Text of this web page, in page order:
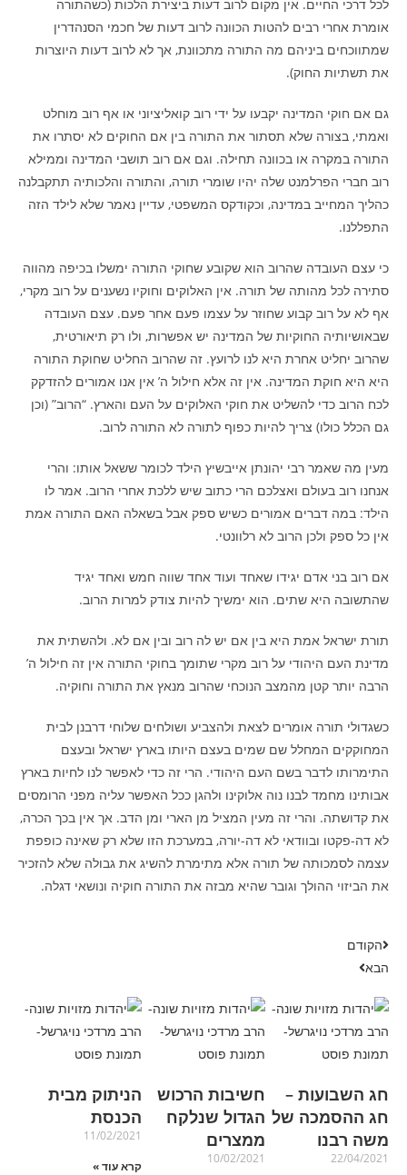
לכל דרכי החיים. אין מקום לרוב דעות ביצירת הלכות (כשהתורה
אומרת אחרי רבים להטות הכוונה לרוב דעות של חכמי הסנהדרין
שמתווכחים ביניהם מה התורה מתכוונת, אך לא לרוב דעות היוצרות
את תשתיות החוק).
גם אם חוקי המדינה יקבעו על ידי רוב קואליציוני או אף רוב מוחלט
ואמתי, בצורה שלא תסתור את התורה בין אם החוקים לא יסתרו את
התורה במקרה או בכוונה תחילה. וגם אם רוב תושבי המדינה וממילא
רוב חברי הפרלמנט שלה יהיו שומרי תורה, והתורה והלכותיה תתקבלנה
כהליך המחייב במדינה, וכקודקס המשפטי, עדיין נאמר שלא לילד הזה
התפללנו.
כי עצם העובדה שהרוב הוא שקובע שחוקי התורה ימשלו בכיפה מהווה
סתירה לכל מהותה של תורה. אין האלוקים וחוקיו נשענים על רוב מקרי,
אף לא על רוב קבוע שחוזר על עצמו פעם אחר פעם. עצם העובדה
שבאושיותיה החוקיות של המדינה יש אפשרות, ולו רק תיאורטית,
שהרוב יחליט אחרת היא לנו לרועץ. זה שהרוב החליט שחוקת התורה
היא היא חוקת המדינה. אין זה אלא חילול ה’ אין אנו אמורים להזדקק
לכח הרוב כדי להשליט את חוקי האלוקים על העם והארץ. “הרוב” (וכן
גם הכלל כולו) צריך להיות כפוף לתורה לא התורה לרוב.
מעין מה שאמר רבי יהונתן אייבשיץ הילד לכומר ששאל אותו: והרי
אנחנו רוב בעולם ואצלכם הרי כתוב שיש ללכת אחרי הרוב. אמר לו
הילד: במה דברים אמורים כשיש ספק אבל בשאלה האם התורה אמת
אין כל ספק ולכן הרוב לא רלוונטי.
אם רוב בני אדם יגידו שאחד ועוד אחד שווה חמש ואחד יגיד
שהתשובה היא שתים. הוא ימשיך להיות צודק למרות הרוב.
תורת ישראל אמת היא בין אם יש לה רוב ובין אם לא. ולהשתית את
מדינת העם היהודי על רוב מקרי שתומך בחוקי התורה אין זה חילול ה’
הרבה יותר קטן מהמצב הנוכחי שהרוב מנאץ את התורה וחוקיה.
כשגדולי תורה אומרים לצאת ולהצביע ושולחים שלוחי דרבנן לבית
המחוקקים המחלל שם שמים בעצם היותו בארץ ישראל ובעצם
התימרותו לדבר בשם העם היהודי. הרי זה כדי לאפשר לנו לחיות בארץ
אבותינו מחמד לבנו נוה אלוקינו ולהגן ככל האפשר עליה מפני הרומסים
את קדושתה. והרי זה מעין המציל מן הארי ומן הדב. אך אין בכך הכרה,
לא דה-פקטו ובוודאי לא דה-יורה, במערכת הזו שלא רק שאינה כופפת
עצמה לסמכותה של תורה אלא מתימרת להשיג את גבולה שלא להזכיר
את הביזוי ההולך וגובר שהיא מבזה את התורה חוקיה ונושאי דגלה.
הקודם
הבא
חג השבועות –
חג ההסמכה של
משה רבנו
22/04/2021
חשיבות הרכוש
הגדול שנלקח
ממצרים
10/02/2021
הניתוק מבית
הכנסת
11/02/2021
קרא עוד »